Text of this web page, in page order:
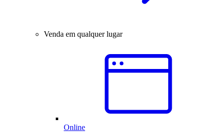
Venda em qualquer lugar
Online